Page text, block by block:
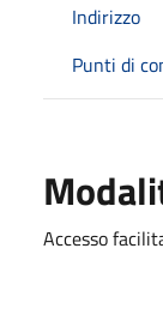
Indirizzo
Punti di
Accesso